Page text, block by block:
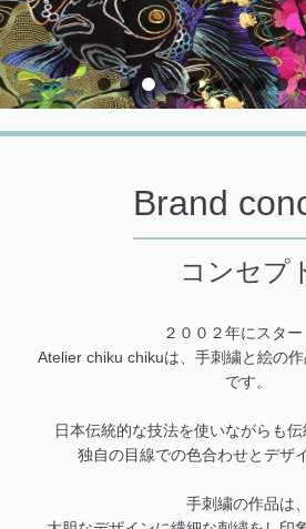
Brand
コンセプ
２００２年にスター
Atelier chiku chikuは、手刺繍と絵の
です。
日本伝統的な技法を使いながらも
独自の目線での色合わせとデザ
手刺繍の作品は、